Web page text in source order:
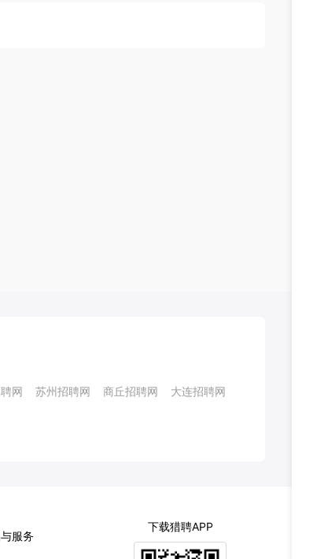
网 苏州招聘网 商丘招聘网 大连招聘网